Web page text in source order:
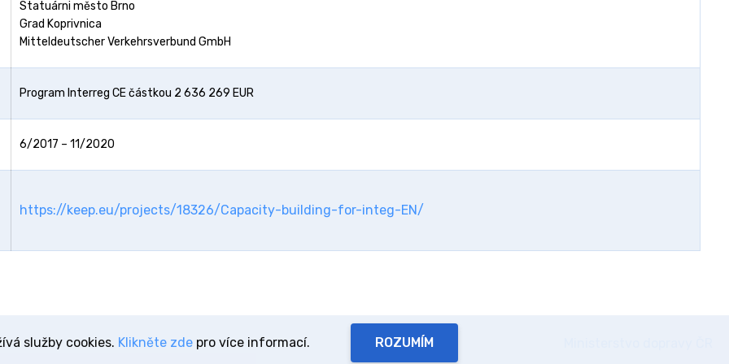
Statuárni město Brno
Grad Koprivnica
Mitteldeutscher Verkehrsverbund GmbH
Program Interreg CE částkou 2 636 269 EUR
6/2017 – 11/2020
https://keep.eu/projects/18326/Capacity-building-for-integ-EN/
služby cookies. Klikněte zde pro více informací.